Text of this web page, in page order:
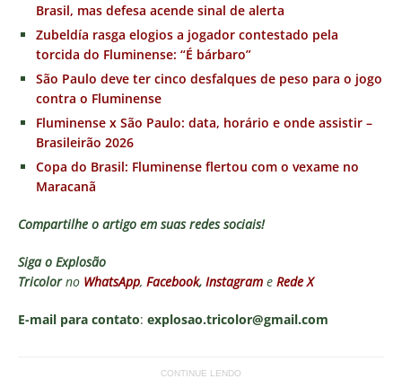
Brasil, mas defesa acende sinal de alerta
Zubeldía rasga elogios a jogador contestado pela
torcida do Fluminense: “É bárbaro”
São Paulo deve ter cinco desfalques de peso para o jogo
contra o Fluminense
Fluminense x São Paulo: data, horário e onde assistir –
Brasileirão 2026
Copa do Brasil: Fluminense flertou com o vexame no
Maracanã
Compartilhe o artigo em suas redes sociais!
Siga o Explosão
Tricolorno WhatsApp, Facebook, Instagram e Rede X
E-mail para contato: explosao.tricolor@gmail.com
CONTINUE LENDO